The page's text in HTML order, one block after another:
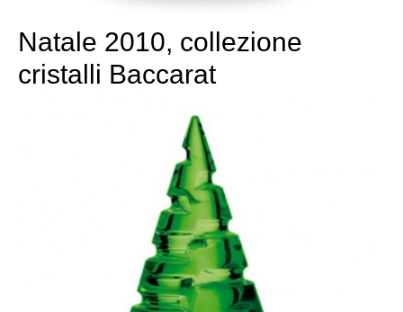
Natale 2010, collezione
cristalli Baccarat